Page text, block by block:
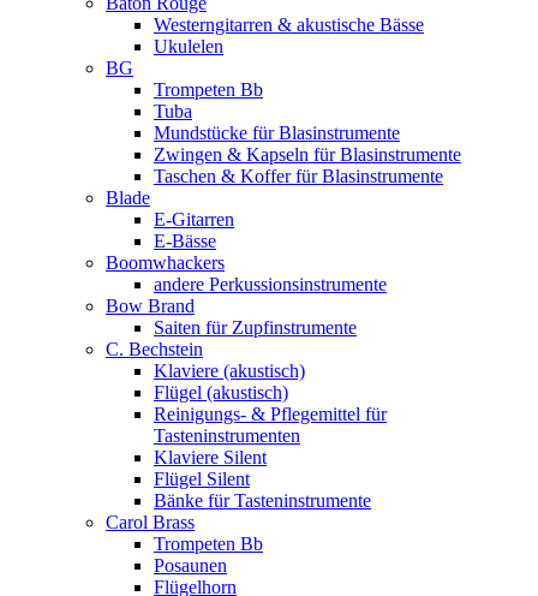
Westerngitarren & akustische Bässe
Ukulelen
BG
Trompeten Bb
Tuba
Mundstücke für Blasinstrumente
Zwingen & Kapseln für Blasinstrumente
Taschen & Koffer für Blasinstrumente
Blade
E-Gitarren
E-Bässe
Boomwhackers
andere Perkussionsinstrumente
Bow Brand
Saiten für Zupfinstrumente
C. Bechstein
Klaviere (akustisch)
Flügel (akustisch)
Reinigungs- & Pflegemittel für
Tasteninstrumenten
Klaviere Silent
Flügel Silent
Bänke für Tasteninstrumente
Carol Brass
Trompeten Bb
Posaunen
Flügelhorn